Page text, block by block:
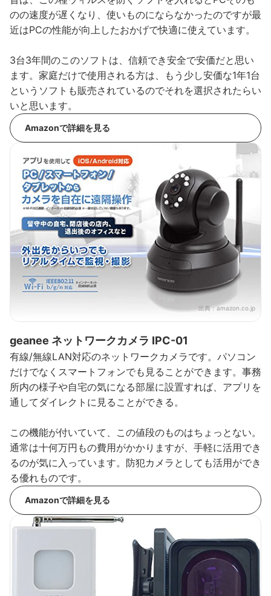
のの速度が遅くなり、使いものにならなかったのですが最
近はPCの性能が向上したおかげで快適に使えています。
3台3年間のこのソフトは、信頼でき安全で安価だと思い
ます。家庭だけで使用される方は、もう少し安価な1年1台
というソフトも販売されているのでそれを選択されたらい
いと思います。
Amazonで詳細を見る
出典：amazon.co.jp
geanee ネットワークカメラ IPC-01
有線/無線LAN対応のネットワークカメラです。パソコン
だけでなくスマートフォンでも見ることができます。事務
所内の様子や自宅の気になる部屋に設置すれば、アプリを
通してダイレクトに見ることができる。
この機能が付いていて、この値段のものはちょっとない。
通常は十何万円もの費用がかかりますが、手軽に活用でき
るのが気に入っています。防犯カメラとしても活用ができ
る優れものです。
Amazonで詳細を見る